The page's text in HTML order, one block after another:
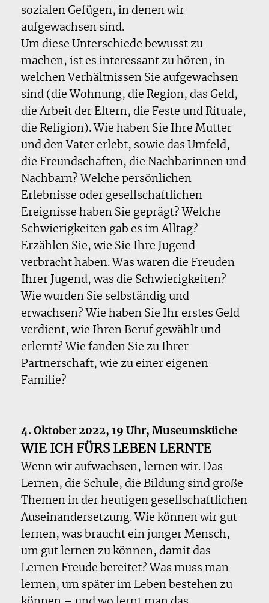
sozialen Gefügen, in denen wir
aufgewachsen sind.
Um diese Unterschiede bewusst zu
machen, ist es interessant zu hören, in
welchen Verhältnissen Sie aufgewachsen
sind (die Wohnung, die Region, das Geld,
die Arbeit der Eltern, die Feste und Rituale,
die Religion). Wie haben Sie Ihre Mutter
und den Vater erlebt, sowie das Umfeld,
die Freundschaften, die Nachbarinnen und
Nachbarn? Welche persönlichen
Erlebnisse oder gesellschaftlichen
Ereignisse haben Sie geprägt? Welche
Schwierigkeiten gab es im Alltag?
Erzählen Sie, wie Sie Ihre Jugend
verbracht haben. Was waren die Freuden
Ihrer Jugend, was die Schwierigkeiten?
Wie wurden Sie selbständig und
erwachsen? Wie haben Sie Ihr erstes Geld
verdient, wie Ihren Beruf gewählt und
erlernt? Wie fanden Sie zu Ihrer
Partnerschaft, wie zu einer eigenen
Familie?
4. Oktober 2022, 19 Uhr, Museumsküche
WIE ICH FÜRS LEBEN LERNTE
Wenn wir aufwachsen, lernen wir. Das
Lernen, die Schule, die Bildung sind große
Themen in der heutigen gesellschaftlichen
Auseinandersetzung. Wie können wir gut
lernen, was braucht ein junger Mensch,
um gut lernen zu können, damit das
Lernen Freude bereitet? Was muss man
lernen, um später im Leben bestehen zu